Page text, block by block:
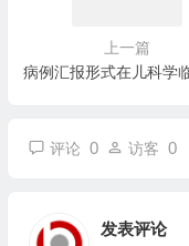
上一篇
评论 0 访客 0
发表评论